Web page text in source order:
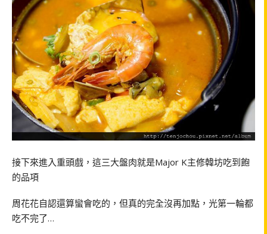
接下來進入重頭戲，這三大盤肉就是Major K主修韓坊吃到飽
的品項
周花花自認還算蠻會吃的，但真的完全沒再加點，光第一輪都
吃不完了…